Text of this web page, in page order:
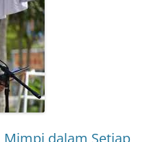
dalam Setiap